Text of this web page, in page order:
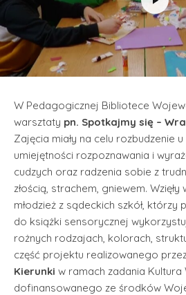
W Pedagogicznej Bibliotece
warsztaty pn. Spotkajmy się –
Zajęcia miały na celu rozbudzenie
umiejętności rozpoznawania i
cudzych oraz radzenia sobie z
złością, strachem, gniewem. Wzięły
młodzież z sądeckich szkół,
do książki sensorycznej
rożnych rodzajach, kolorach,
część projektu realizowanego
Kierunki w ramach zadania Kultura
dofinansowanego ze środków